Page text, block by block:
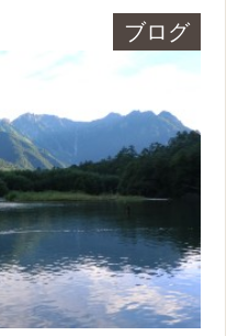
ブログ